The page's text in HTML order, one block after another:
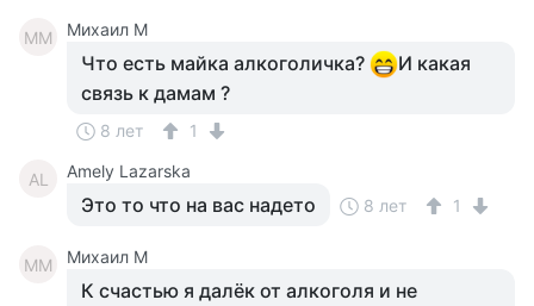
ММ Михаил М
Что есть майка алкоголичка?
И какая
связь к дамам ?
8 лет 1
AL Amely Lazarska
Это то что на вас надето 8 лет 1
ММ Михаил М
К счастью я далёк от алкоголя и не